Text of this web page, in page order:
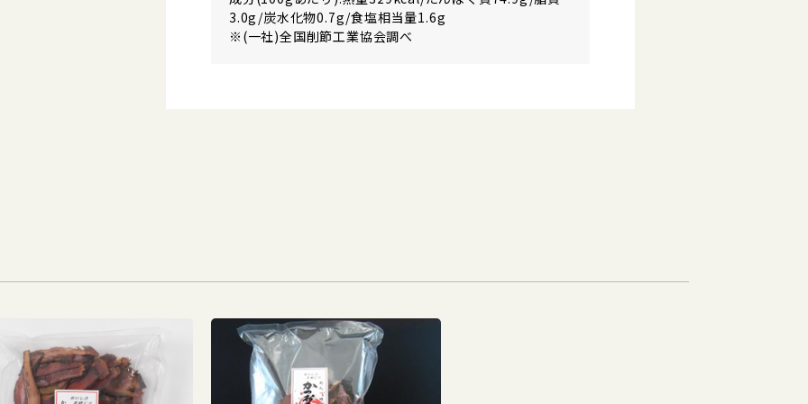
3.0g/炭水化物0.7g/食塩相当量1.6g
※(一社)全国削節工業協会調べ